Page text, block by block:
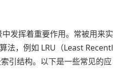
发挥着重要作用。常被用来实
法，例如 LRU（Least Recentl
引结构。以下是一些常见的应